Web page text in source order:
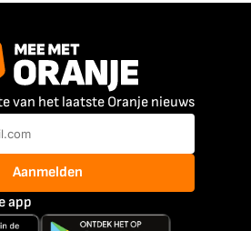
van het laatste Oranje nieuws
Aanmelden
app